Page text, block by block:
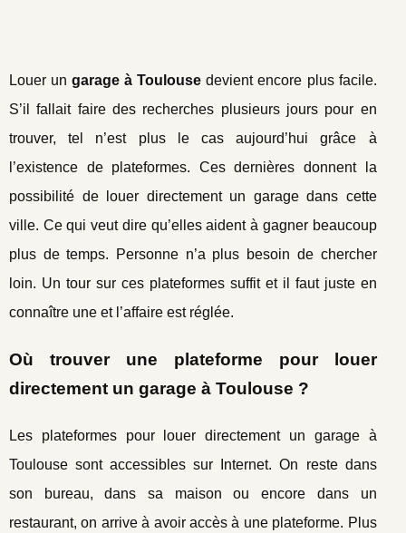
Louer ungarage à Toulouse devient encore plus facile.
S’il fallait faire des recherches plusieurs jours pour en
trouver, tel n’est plus le cas aujourd’hui grâce à
l’existence de plateformes. Ces dernières donnent la
possibilité de louer directement un garage dans cette
ville. Ce qui veut dire qu’elles aident à gagner beaucoup
plus de temps. Personne n’a plus besoin de chercher
loin. Un tour sur ces plateformes suffit et il faut juste en
connaître une et l’affaire est réglée.
Où trouver une plateforme pour louer
directement un garage à Toulouse ?
Les plateformes pour louer directement un garage à
Toulouse sont accessibles sur Internet. On reste dans
son bureau, dans sa maison ou encore dans un
restaurant, on arrive à avoir accès à une plateforme. Plus